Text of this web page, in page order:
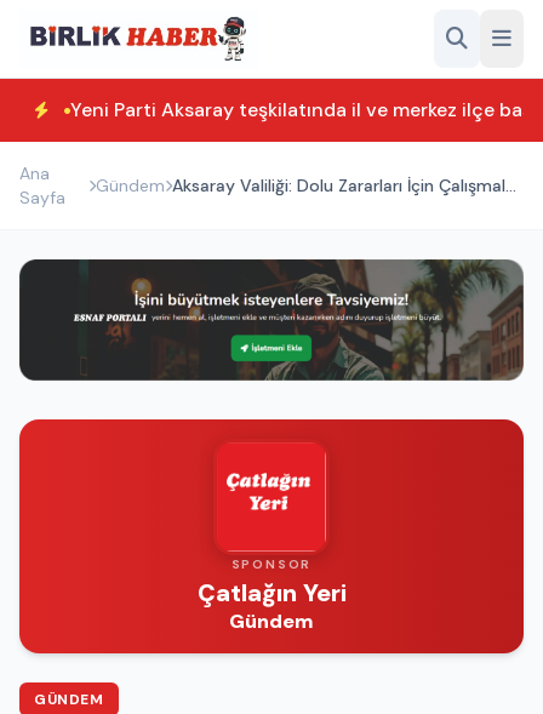
Yeni Parti Aksaray teşkilatında il ve merkez ilçe
Ana
Sayfa
Gündem Aksaray Valiliği: Dolu Zararları İçin Çalışmalar
SPONSOR
Çatlağın Yeri
Gündem
GÜNDEM